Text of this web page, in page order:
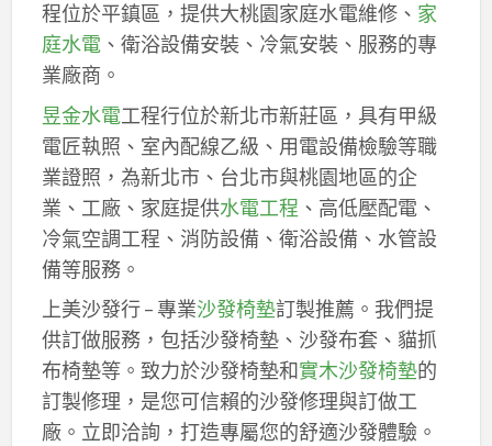
程位於平鎮區，提供大桃園家庭水電維修、 家
庭水電、衛浴設備安裝、冷氣安裝、服務的專
業廠商。
昱金水電工程行位於新北市新莊區，具有甲級
電匠執照、室內配線乙級、用電設備檢驗等職
業證照，為新北市、台北市與桃園地區的企
業、工廠、家庭提供水電工程 、高低壓配電、
冷氣空調工程、消防設備、衛浴設備、水管設
備等服務。
上美沙發行 – 專業沙發椅墊訂製推薦。我們提
供訂做服務，包括沙發椅墊、沙發布套、貓抓
布椅墊等。致力於沙發椅墊和實木沙發椅墊的
訂製修理，是您可信賴的沙發修理與訂做工
廠。立即洽詢，打造專屬您的舒適沙發體驗。